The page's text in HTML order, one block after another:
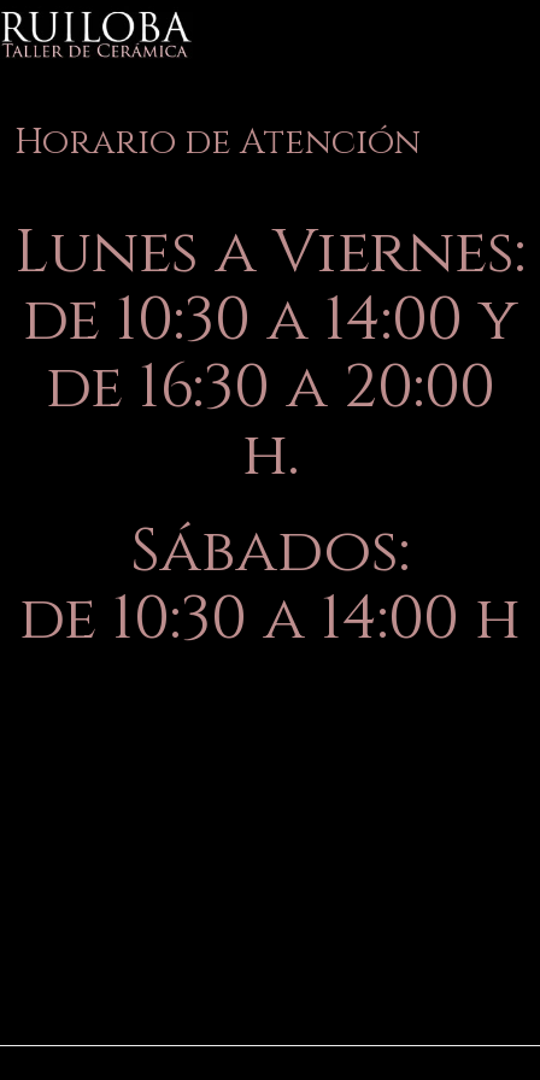
Horario de Atención
Lunes a Viernes:
de 10:30 a 14:00 y
de 16:30 a 20:00
h.
Sábados:
de 10:30 a 14:00 h